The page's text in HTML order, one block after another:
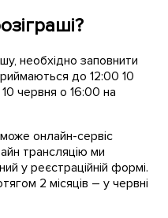
необхідно заповнити
до 12:00 10
червня о 16:00 на
онлайн-сервіс
трансляцію ми
у реєстраційній формі.
2 місяців – у червні